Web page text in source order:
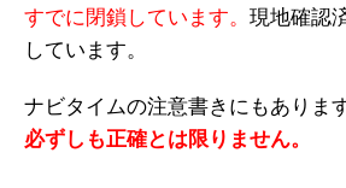
すでに閉鎖しています。 現地確認
しています。
ナビタイムの注意書きにもありま
必ずしも正確とは限りません。